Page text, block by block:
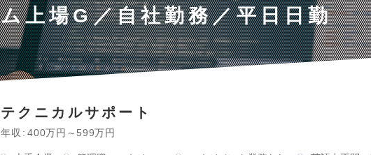
ム上場G／自社勤務／平日日勤
テクニカルサポート
年収 400万円～599万円